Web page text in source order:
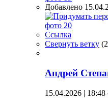
Добавлено
Ссылка
Свернуть ветку (2
Андрей
15.04.2026 | 18:48